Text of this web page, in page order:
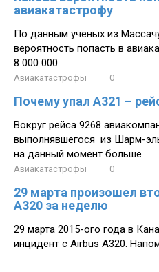
авиакатастрофу
По данным ученых из
вероятность попасть в
8 000 000.
Авиакатастрофы 0
Почему упал A321 –
Вокруг рейса 9268
выполнявшегося из Шарм-
на данный момент больше
Авиакатастрофы 0
29 марта произошел
A320 за неделю
29 марта 2015-ого года в
инцидент с Airbus A320.